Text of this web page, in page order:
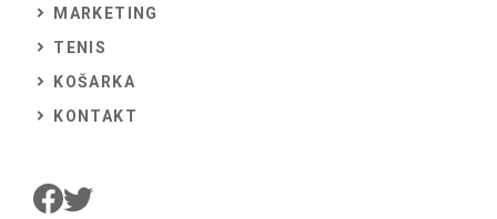
MARKETING
TENIS
KOŠARKA
KONTAKT